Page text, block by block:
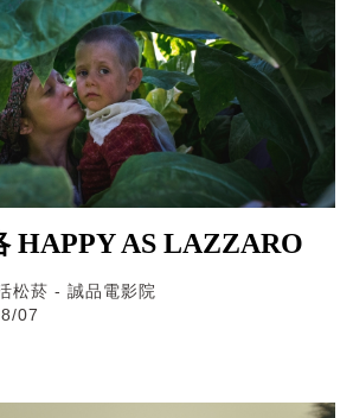
HAPPY AS LAZZARO
松菸 - 誠品電影院
07